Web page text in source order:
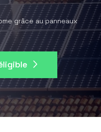
grâce au panneaux